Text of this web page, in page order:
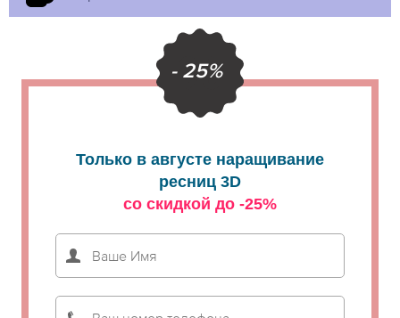
- 25%
Только в августе наращивание
ресниц 3D
со скидкой до -25%